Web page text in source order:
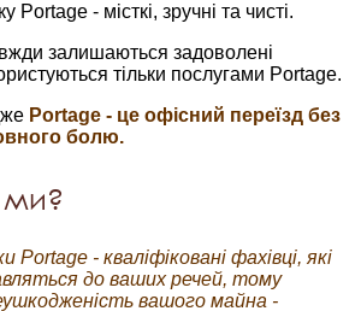
Portage - місткі, зручні та чисті.
залишаються задоволені
тільки послугами Portage.
Portage - це офісний переїзд без
болю.
Portage - кваліфіковані фахівці, які
до ваших речей, тому
вашого майна -